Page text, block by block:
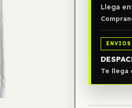
Llega
ENVIOS
Te llega